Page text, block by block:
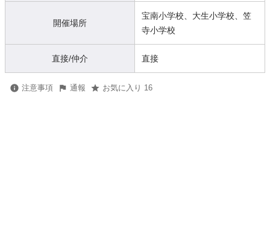
開催場所
宝南小学校、大生小学校、笠
寺小学校
直接/仲介 直接
注意事項 通報 お気に入り 16